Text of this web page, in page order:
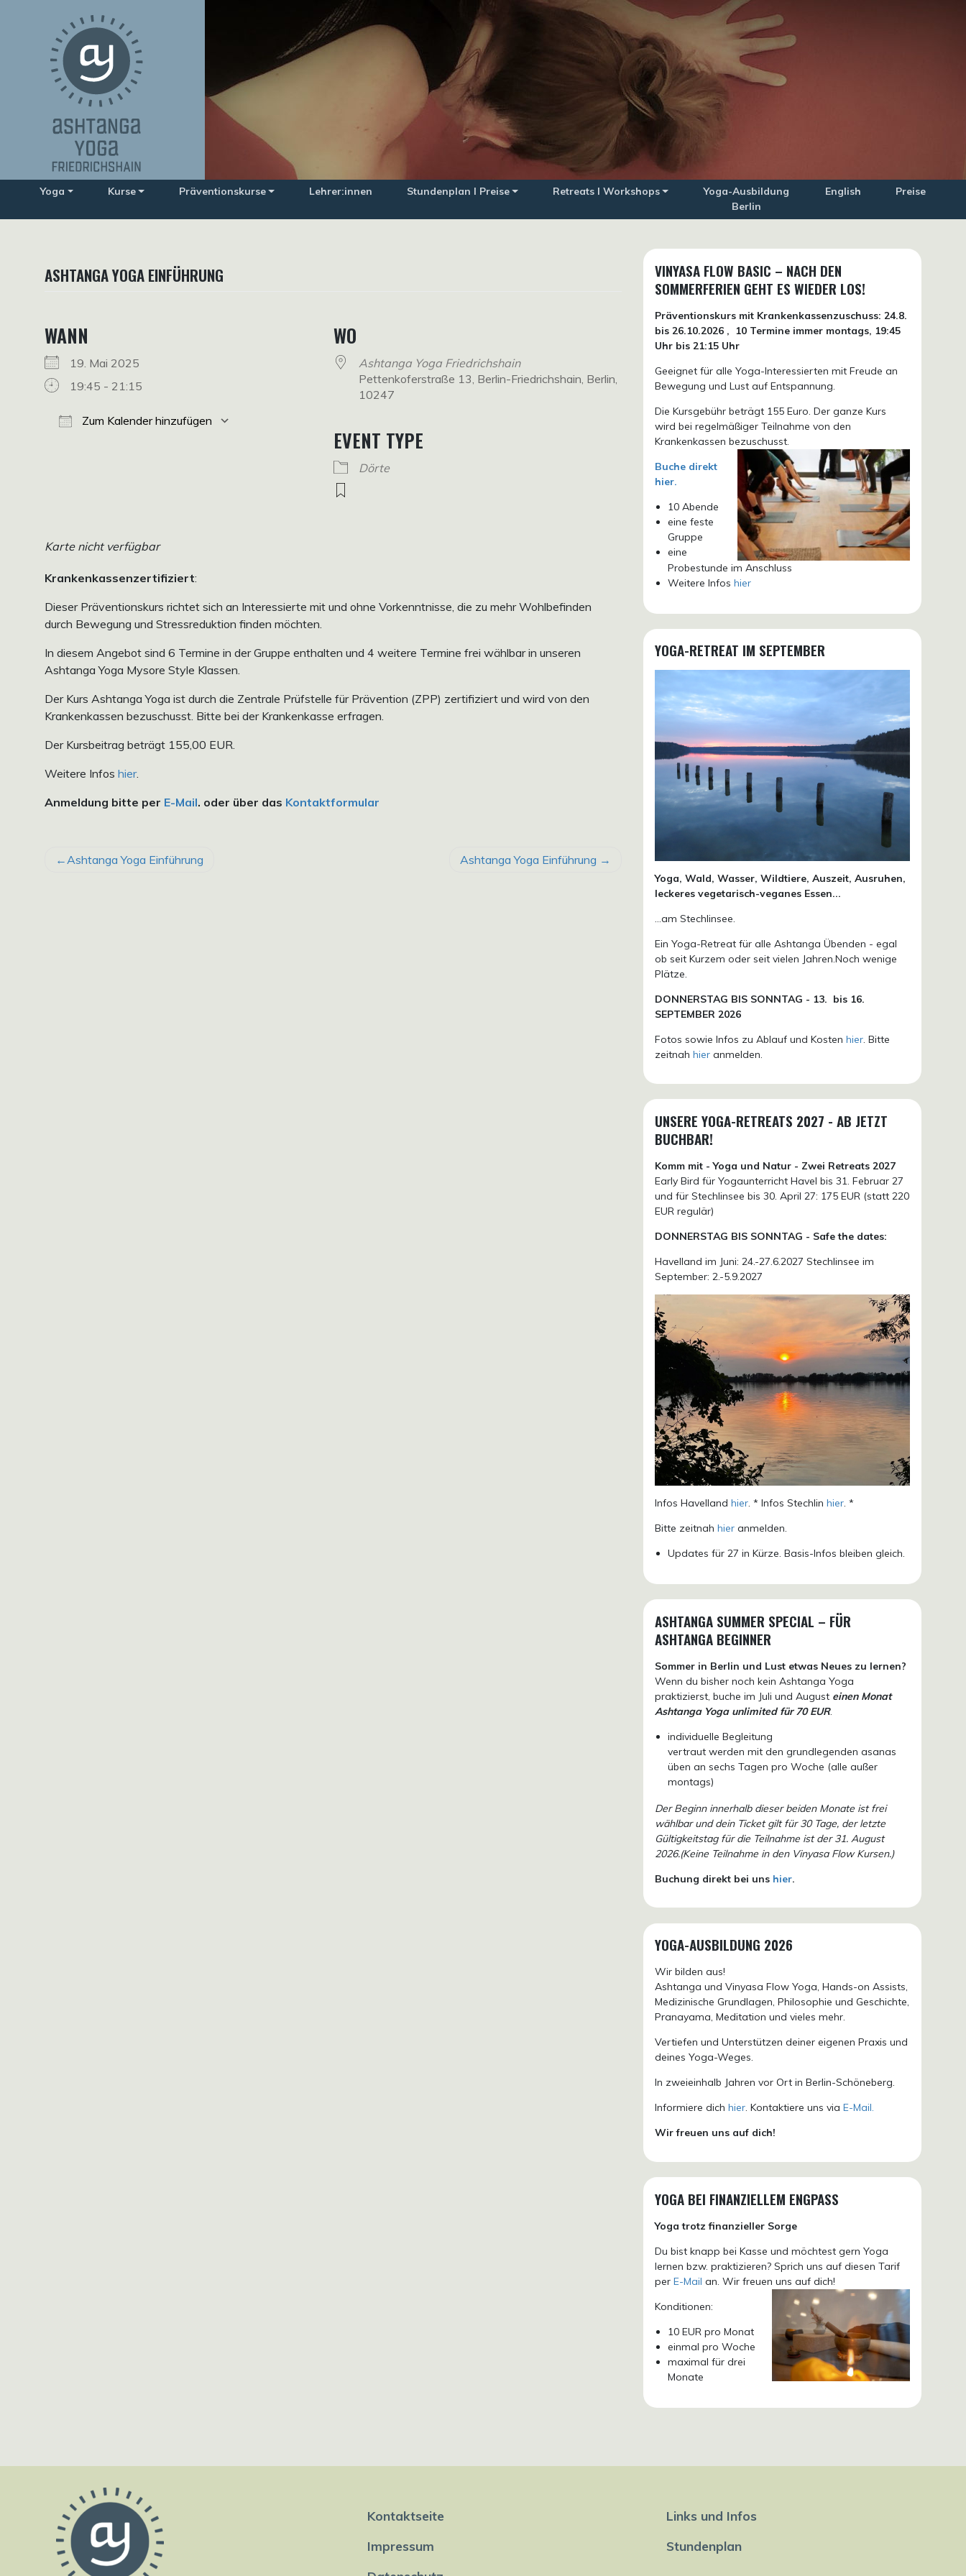
Yoga Kurse Präventionskurse Lehrer:innen Stundenplan I Preise Retreats I Workshops
Yoga-Ausbildung
Berlin
English Preise
ASHTANGA YOGA EINFÜHRUNG
WANN
19. Mai 2025
19:45 - 21:15
Zum Kalender hinzufügen
WO
Ashtanga Yoga Friedrichshain
Pettenkoferstraße 13, Berlin-Friedrichshain, Berlin,
10247
EVENT TYPE
Dörte
Karte nicht verfügbar
Krankenkassenzertifiziert:
Dieser Präventionskurs richtet sich an Interessierte mit und ohne Vorkenntnisse, die zu mehr Wohlbefinden
durch Bewegung und Stressreduktion finden möchten.
In diesem Angebot sind 6 Termine in der Gruppe enthalten und 4 weitere Termine frei wählbar in unseren
Ashtanga Yoga Mysore Style Klassen.
Der Kurs Ashtanga Yoga ist durch die Zentrale Prüfstelle für Prävention (ZPP) zertifiziert und wird von den
Krankenkassen bezuschusst. Bitte bei der Krankenkasse erfragen.
Der Kursbeitrag beträgt 155,00 EUR.
Weitere Infos hier.
Anmeldung bitte per E-Mail. oder über das Kontaktformular
BEITRAGSNAVIGATION
Ashtanga Yoga Einführung Ashtanga Yoga Einführung
VINYASA FLOW BASIC – NACH DEN
SOMMERFERIEN GEHT ES WIEDER LOS!
Präventionskurs mit Krankenkassenzuschuss:24.8.
bis 26.10.2026 ,
10 Termine immer montags, 19:45
Uhr bis 21:15 Uhr
Geeignet für alle Yoga-Interessierten mit Freude an
Bewegung und Lust auf Entspannung.
Die Kursgebühr beträgt 155 Euro. Der ganze Kurs
wird bei regelmäßiger Teilnahme von den
Krankenkassen bezuschusst.
Buche direkt
hier.
10 Abende
eine feste
Gruppe
eine
Probestunde im Anschluss
Weitere Infos hier
YOGA-RETREAT IM SEPTEMBER
Yoga, Wald, Wasser, Wildtiere, Auszeit, Ausruhen,
leckeres vegetarisch-veganes Essen...
...am Stechlinsee.
Ein Yoga-Retreat für alle Ashtanga Übenden - egal
ob seit Kurzem oder seit vielen Jahren.Noch wenige
Plätze.
DONNERSTAG BIS SONNTAG - 13. bis 16.
SEPTEMBER 2026
Fotos sowie Infos zu Ablauf und Kostenhier. Bitte
zeitnahhier anmelden.
UNSERE YOGA-RETREATS 2027 - AB JETZT
BUCHBAR!
Komm mit - Yoga und Natur - Zwei Retreats 2027
Early Bird für Yogaunterricht Havel bis 31. Februar 27
und für Stechlinsee bis 30. April 27: 175 EUR (statt 220
EUR regulär)
DONNERSTAG BIS SONNTAG - Safe the dates:
Havelland im Juni: 24.-27.6.2027 Stechlinsee im
September: 2.-5.9.2027
Infos Havellandhier. * Infos Stechlinhier. *
Bitte zeitnahhier anmelden.
Updates für 27 in Kürze. Basis-Infos bleiben gleich.
ASHTANGA SUMMER SPECIAL – FÜR
ASHTANGA BEGINNER
Sommer in Berlin und Lust etwas Neues zu lernen?
Wenn du bisher noch kein Ashtanga Yoga
praktizierst, buche im Juli und August einen Monat
Ashtanga Yoga unlimited für 70 EUR.
individuelle Begleitung
vertraut werden mit den grundlegenden asanas
üben an sechs Tagen pro Woche (alle außer
montags)
Der Beginn innerhalb dieser beiden Monate ist frei
wählbar und dein Ticket gilt für 30 Tage, der letzte
Gültigkeitstag für die Teilnahme ist der 31. August
2026.(Keine Teilnahme in den Vinyasa Flow Kursen.)
Buchung direkt bei uns hier.
YOGA-AUSBILDUNG 2026
Wir bilden aus!
Ashtanga und Vinyasa Flow Yoga, Hands-on Assists,
Medizinische Grundlagen, Philosophie und Geschichte,
Pranayama, Meditation und vieles mehr.
Vertiefen und Unterstützen deiner eigenen Praxis und
deines Yoga-Weges.
In zweieinhalb Jahren vor Ort in Berlin-Schöneberg.
Informiere dichhier. Kontaktiere uns viaE-Mail.
Wir freuen uns auf dich!
YOGA BEI FINANZIELLEM ENGPASS
Yoga trotz finanzieller Sorge
Du bist knapp bei Kasse und möchtest gern Yoga
lernen bzw. praktizieren? Sprich uns auf diesen Tarif
perE-Mail an. Wir freuen uns auf dich!
Konditionen:
10 EUR pro Monat
einmal pro Woche
maximal für drei
Monate
Kontaktseite
Impressum
Links und Infos
Stundenplan